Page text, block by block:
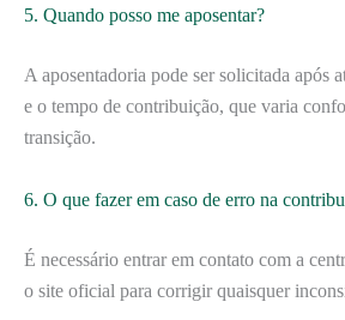
5. Quando posso me aposentar?
A aposentadoria pode ser solicitada após
e o tempo de contribuição, que varia
transição.
6. O que fazer em caso de erro na
É necessário entrar em contato com a
o site oficial para corrigir quaisquer